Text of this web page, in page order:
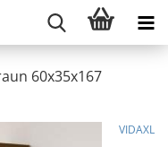
60x35x167
VIDAXL